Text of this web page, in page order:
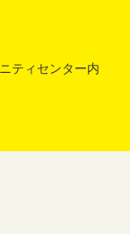
ティセンター内